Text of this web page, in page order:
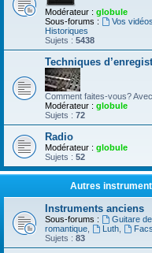
Modérateur : globule
Sous-forums :
Vos
Historiques
Sujets : 5438
Techniques
Comment faites-vous?
Modérateur : globule
Sujets : 72
Radio
Modérateur : globule
Sujets : 52
Autres
Instruments anciens
Sous-forums : Guitare
romantique
Luth,
Sujets : 83